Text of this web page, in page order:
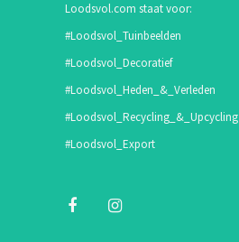
Loodsvol.com staat voor:
#Loodsvol_Tuinbeelden
#Loodsvol_Decoratief
#Loodsvol_Heden_&_Verleden
#Loodsvol_Recycling_&_Upcycling
#Loodsvol_Export